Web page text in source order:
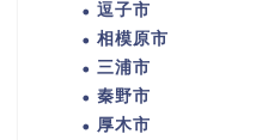
逗子市
相模原市
三浦市
秦野市
厚木市